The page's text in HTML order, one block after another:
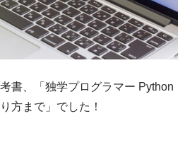
書、「 独学プログラマー Python
方まで」でした！